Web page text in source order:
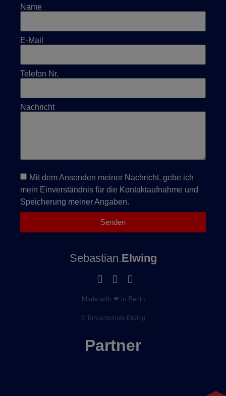
Name
E-Mail
Telefon Nr.
Nachricht
Mit dem Ansenden meiner Nachricht, gebe ich
mein Einverständnis für die Kontaktaufnahme und
Speicherung meiner Angaben.
Senden
Sebastian.Elwing
Made with ❤ in Berlin
© Torwartschule Elwing
Partner